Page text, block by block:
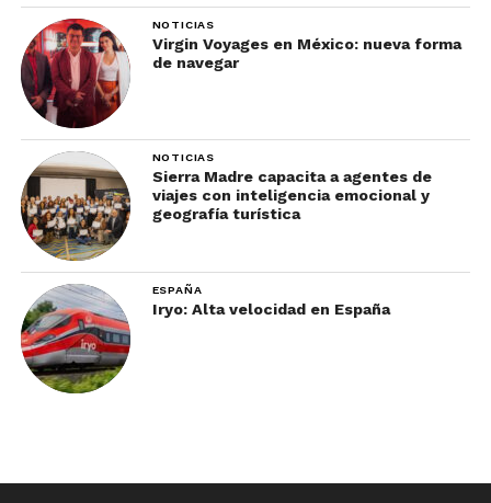
NOTICIAS
Virgin Voyages en México: nueva forma
de navegar
NOTICIAS
Sierra Madre capacita a agentes de
viajes con inteligencia emocional y
geografía turística
ESPAÑA
Iryo: Alta velocidad en España